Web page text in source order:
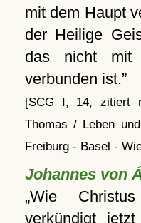
mit dem Haupt
der Heilige
das nicht mit
verbunden ist.
[SCG I, 14, zitiert
Thomas / Leben
Freiburg - Basel -
Johannes von
Wie
verkündigt